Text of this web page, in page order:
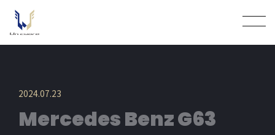
2024.07.23
Mercedes Benz G63